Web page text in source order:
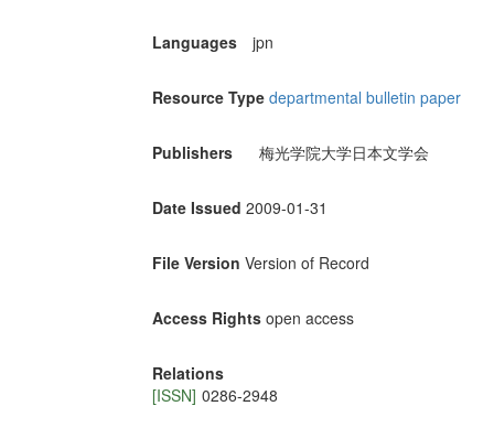
Languages jpn
Resource Type departmental bulletin paper
Publishers 梅光学院大学日本文学会
Date Issued 2009-01-31
File Version Version of Record
Access Rights open access
Relations
[ISSN] 0286-2948